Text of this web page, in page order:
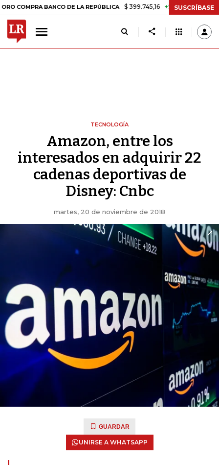
BANCO DE LA REPÚBLICA $ 399.745,16 +$ 2.295,71 +0,58%
SUSCRÍBASE
TECNOLOGÍA
Amazon, entre los
interesados en adquirir 22
cadenas deportivas de
Disney: Cnbc
martes, 20 de noviembre de 2018
GUARDAR
UNIRSE A WHATSAPP